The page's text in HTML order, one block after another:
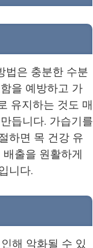
법은 충분한 수분
을 예방하고 가
유지하는 것도 매
듭니다. 가습기를
하면 목 건강 유
출을 원활하게
니다.
해 악화될 수 있